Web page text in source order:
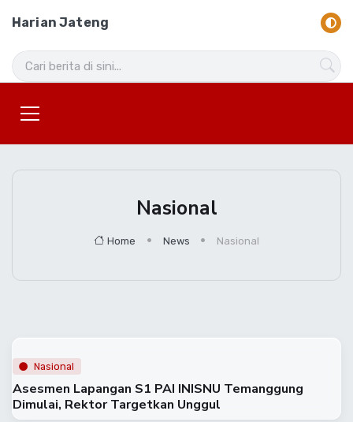
Harian Jateng
Nasional
Home News Nasional
Nasional
Asesmen Lapangan S1 PAI INISNU Temanggung
Dimulai, Rektor Targetkan Unggul